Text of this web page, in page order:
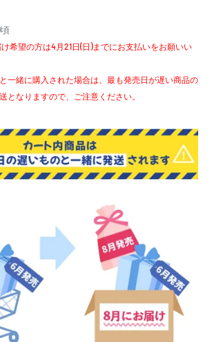
希望の方は4月21日(日)までにお支払いをお願いい
一緒に購入された場合は、最も発売日が遅い商品の
となりますので、ご注意ください。